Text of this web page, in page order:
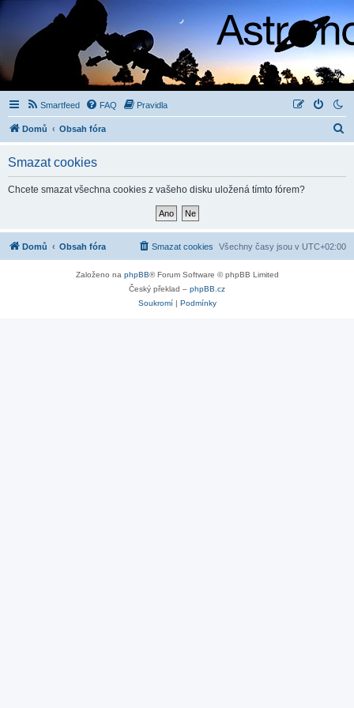
Smartfeed FAQ Pravidla
Domů Obsah fóra
Smazat cookies
Chcete smazat všechna cookies z vašeho disku uložená tímto fórem?
Domů Obsah fóra Všechny časy jsou v UTC+02:00
Smazat cookies
Založeno na phpBB® Forum Software © phpBB Limited
Český překlad – phpBB.cz
Soukromí| Podmínky